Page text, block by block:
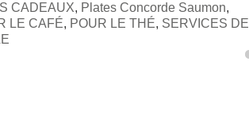
AU PANIER
CADEAUX, Plates Concorde Saumon,
LE CAFÉ, POUR LE THÉ, SERVICES DE